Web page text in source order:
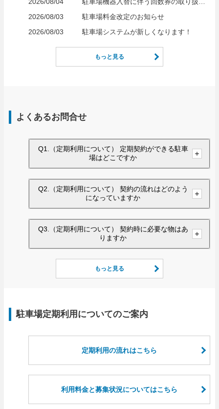
2026/08/03
駐車場料金改定のお知らせ
2026/08/03
駐車場システムが新しくなります！
もっと見る
よくあるお問合せ
Q1.（定期利用について） 定期契約ができる駐車
場はどこですか
Q2.（定期利用について） 契約の流れはどのよう
になっていますか
Q3.（定期利用について） 契約時に必要な物はあ
りますか
もっと見る
駐車場定期利用についてのご案内
定期利用の流れはこちら
利用料金と募集状況についてはこちら